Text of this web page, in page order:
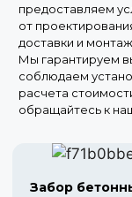
предоставляем
от
доставки и
Мы гарантируем
соблюдаем
расчета
обращайтесь к
Забор